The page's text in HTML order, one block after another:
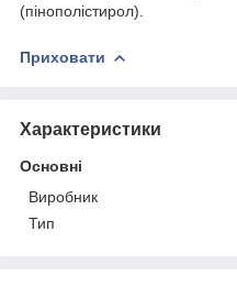
(пінополістирол).
Приховати
Характеристики
Основні
Виробник
Тип